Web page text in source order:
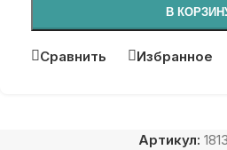
В
Сравнить Избранное
Артикул: